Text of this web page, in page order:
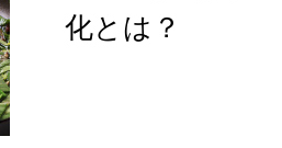
化とは？